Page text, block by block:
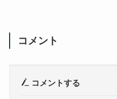
コメント
コメントする